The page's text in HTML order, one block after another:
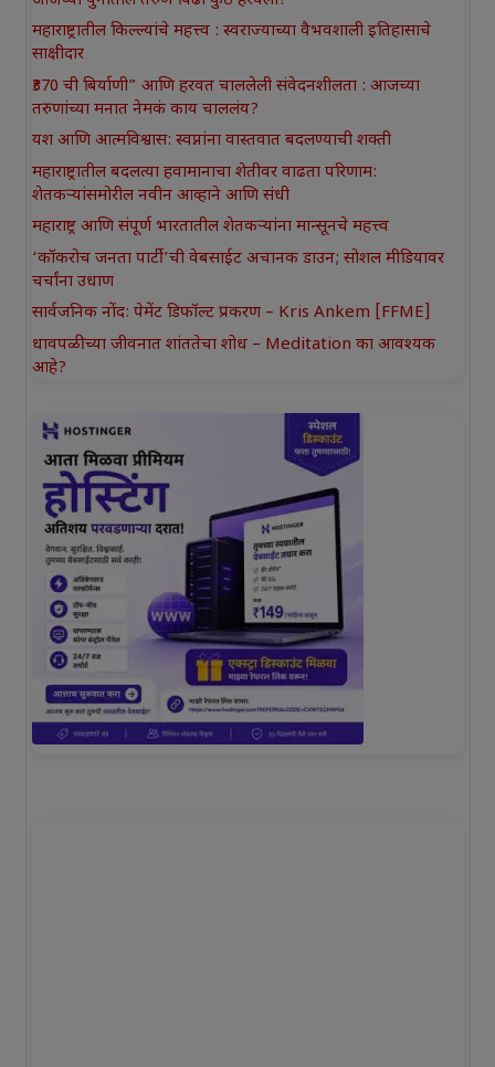
महाराष्ट्रातील किल्ल्यांचे महत्त्व : स्वराज्याच्या वैभवशाली इतिहासाचे
साक्षीदार
₹370 ची बिर्याणी” आणि हरवत चाललेली संवेदनशीलता : आजच्या
तरुणांच्या मनात नेमकं काय चाललंय?
यश आणि आत्मविश्वास: स्वप्नांना वास्तवात बदलण्याची शक्ती
महाराष्ट्रातील बदलत्या हवामानाचा शेतीवर वाढता परिणाम:
शेतकऱ्यांसमोरील नवीन आव्हाने आणि संधी
महाराष्ट्र आणि संपूर्ण भारतातील शेतकऱ्यांना मान्सूनचे महत्त्व
‘कॉकरोच जनता पार्टी’ची वेबसाईट अचानक डाउन; सोशल मीडियावर
चर्चांना उधाण
सार्वजनिक नोंद: पेमेंट डिफॉल्ट प्रकरण – Kris Ankem [FFME]
धावपळीच्या जीवनात शांततेचा शोध – Meditation का आवश्यक
आहे?